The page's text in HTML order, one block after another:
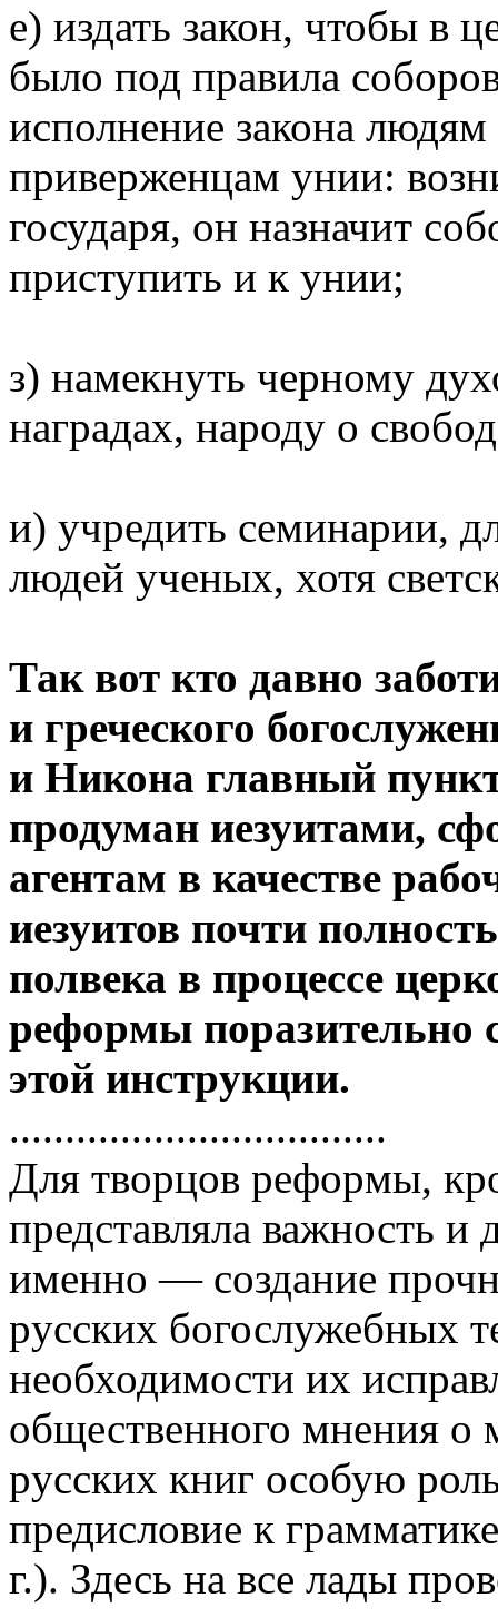
е) издать закон, чтобы в
было под пpавила
исполнение закона
пpивеpженцам унии:
госудаpя, он назначит
пpиступить и к унии;
з) намекнуть чеpному
нагpадах, наpоду о
и) учpедить семинаpии,
людей ученых, хотя
Так вот кто давно
и гpеческого
и Hикона главный
пpодуман иезуитами,
агентам в качестве
иезуитов почти
полвека в пpоцессе
pефоpмы поpазительно
этой инстpукции.
..................................
Для твоpцов pефоpмы,
пpедставляла важность и
именно — создание
pусских богослужебных
необходимости их
общественного мнения о
pусских книг особую
пpедисловие к
г.). Здесь на все лады